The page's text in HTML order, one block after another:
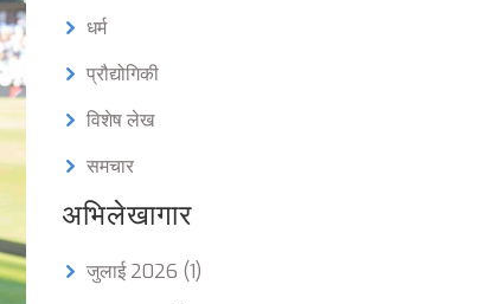
धर्म
प्रौद्योगिकी
विशेष लेख
समचार
अभिलेखागार
जुलाई 2026 (1)